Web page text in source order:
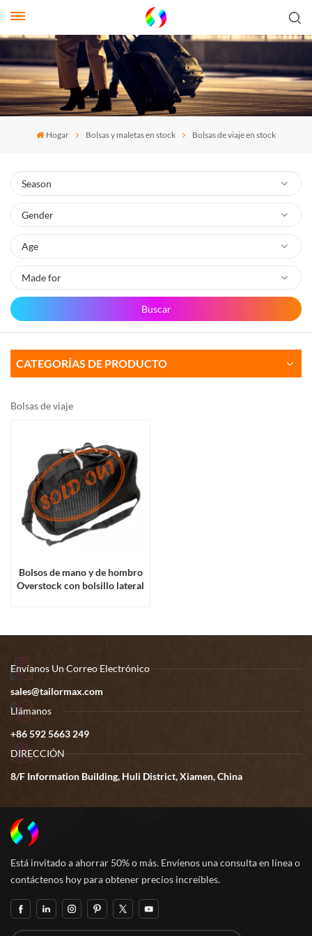
Hogar Bolsas y maletas en stock Bolsas de viaje en stock
Buscar
CATEGORÍAS DE PRODUCTO
Bolsas de viaje
Bolsos de mano y de hombro
Overstock con bolsillo lateral
Envíanos Un Correo Electrónico
sales@tailormax.com
Llámanos
+86 592 5663 249
DIRECCIÓN
8/F Information Building, Huli District, Xiamen, China
Está invitado a ahorrar 50% o más. Envíenos una consulta en línea o
contáctenos hoy para obtener precios increíbles.